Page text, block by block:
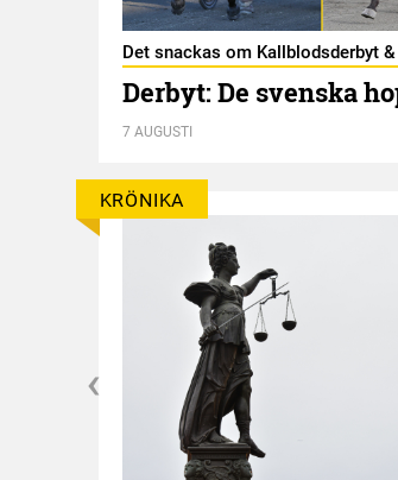
Det snackas om Kallblodsderbyt
Derbyt: De svenska
7 AUGUSTI
KRÖNIKA